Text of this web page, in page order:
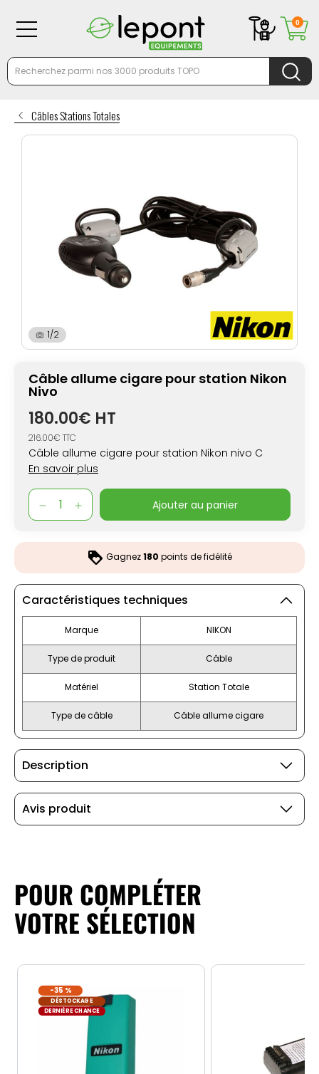
Câbles Stations Totales
1/2
Câble allume cigare pour station Nikon
Nivo
180.00€ HT
216.00€ TTC
Câble allume cigare pour station Nikon nivo C
En savoir plus
ajouter au panier
Gagnez180 points de fidélité
Caractéristiques techniques
Marque NIKON
Type de produit Câble
Matériel Station Totale
Type de câble Câble allume cigare
Description
Avis produit
POUR COMPLÉTER
VOTRE SÉLECTION
-35 %
DÉSTOCKAGE
DERNIÈRE CHANCE
0